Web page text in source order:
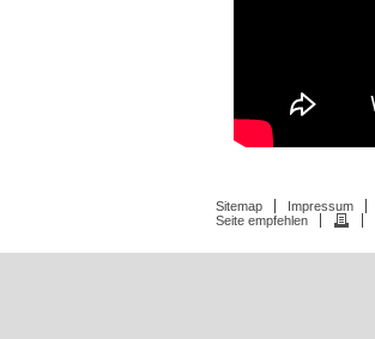
Sitemap
Impressum
Seite empfehlen